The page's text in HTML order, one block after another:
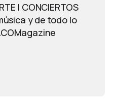
| CONCIERTOS
y de todo lo